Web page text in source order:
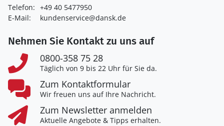
Telefon: +49 40 5477950
E-Mail:
kundenservice@dansk.de
Nehmen Sie Kontakt zu uns auf
0800-358 75 28
Täglich von 9 bis 22 Uhr für Sie da.
Zum Kontaktformular
Wir freuen uns auf Ihre Nachricht.
Zum Newsletter anmelden
Aktuelle Angebote & Tipps erhalten.